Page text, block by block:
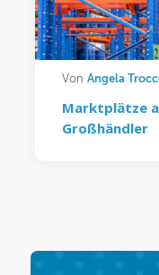
Von Angela
Marktplätze
Großhändler